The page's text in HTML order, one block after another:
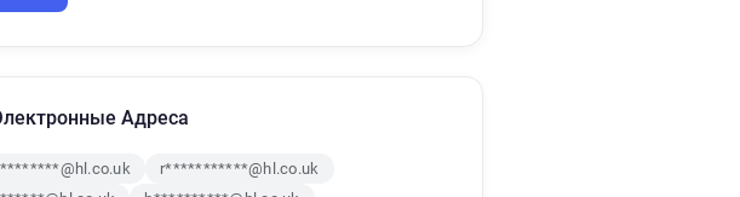
Адреса
r***********@hl.co.uk